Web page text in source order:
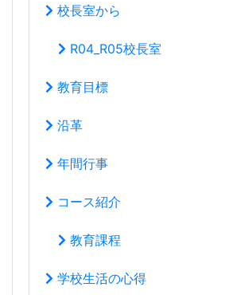
教育目標
沿革
年間行事
コース紹介
教育課程
学校生活の心得
いじめ防止基本方針
教育創造コース